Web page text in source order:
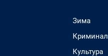
Зима
Криминал
Культура